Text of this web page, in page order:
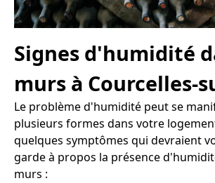
Signes d'humidité
murs à Courcelles-
Le problème d'humidité peut se
plusieurs formes dans votre
quelques symptômes qui devraient
garde à propos la présence
murs :